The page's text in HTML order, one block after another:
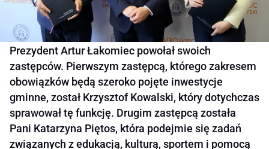
Prezydent Artur Łakomiec powołał swoich
zastępców. Pierwszym zastępcą, którego zakresem
obowiązków będą szeroko pojęte inwestycje
gminne, został Krzysztof Kowalski, który dotychczas
sprawował tę funkcję. Drugim zastępcą została
Pani Katarzyna Piętos, która podejmie się zadań
związanych z edukacją, kulturą, sportem i pomocą